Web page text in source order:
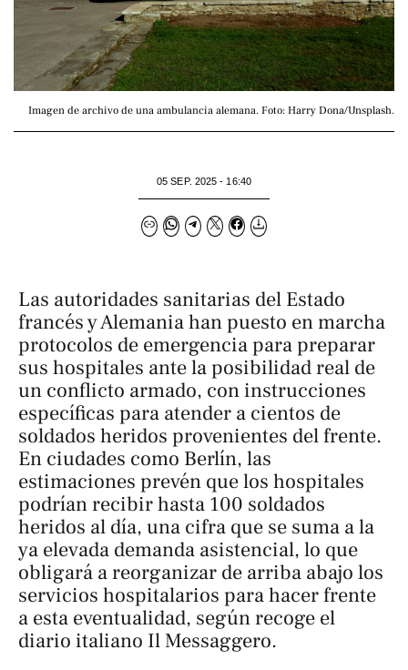
Imagen de archivo de una ambulancia alemana. Foto: Harry Dona/Unsplash.
05 SEP. 2025 - 16:40
Las autoridades sanitarias del Estado
francés y Alemania han puesto en marcha
protocolos de emergencia para preparar
sus hospitales ante la posibilidad real de
un conflicto armado, con instrucciones
específicas para atender a cientos de
soldados heridos provenientes del frente.
En ciudades como Berlín, las
estimaciones prevén que los hospitales
podrían recibir hasta 100 soldados
heridos al día, una cifra que se suma a la
ya elevada demanda asistencial, lo que
obligará a reorganizar de arriba abajo los
servicios hospitalarios para hacer frente
a esta eventualidad, según recoge el
diario italiano Il Messaggero.